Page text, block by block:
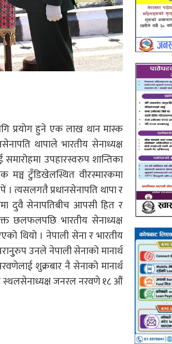
प्रयोग हुने एक लाख थान मास्क
थापाले भारतीय सेनाध्यक्ष
उपहारस्वरुप शान्तिका
मञ्च टुँडिखेलस्थित वीरस्मारकमा
। त्यसलगतै प्रधानसेनापति थापा र
दुवै सेनापतिबीच आपसी हित र
छलफलपछि भारतीय सेनाध्यक्ष
थियो । नेपाली सेना र भारतीय
उनले नेपाली सेनाको मानार्थ
शुक्रबार नै सेनाको मानार्थ
स्थलसेनाध्यक्ष जनरल नरवणे १८ औं